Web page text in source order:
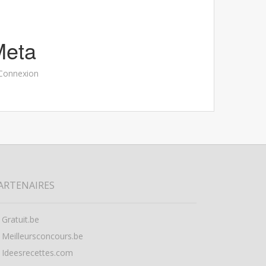
Gratuit.be
Meilleursconcours.be
Ideesrecettes.com